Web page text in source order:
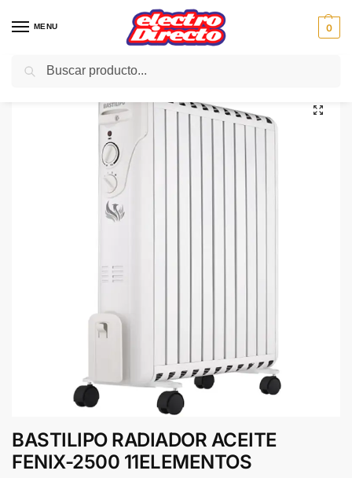
MENU 0
Inicio Climatización / Radiadores
BASTILIPO RADIADOR ACEITE
FENIX-2500 11ELEMENTOS